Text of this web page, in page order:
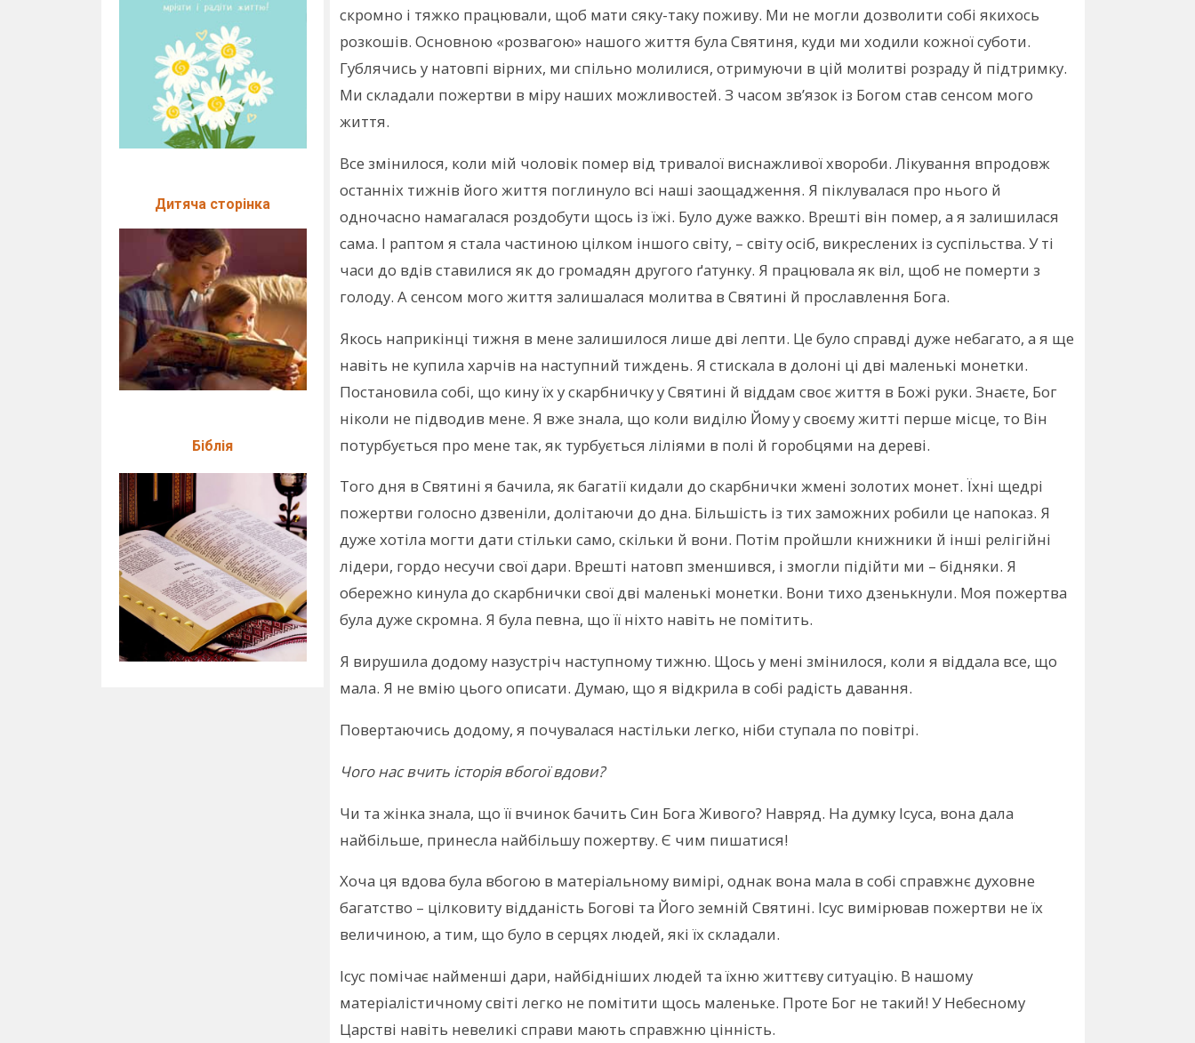
Дитяча сторінка
Біблія
скромно і тяжко працювали, щоб мати сяку-таку поживу. Ми не могли дозволити собі якихось
розкошів. Основною «розвагою» нашого життя була Святиня, куди ми ходили кожної суботи.
Гублячись у натовпі вірних, ми спільно молилися, отримуючи в цій молитві розраду й підтримку.
Ми складали пожертви в міру наших можливостей. З часом зв’язок із Богом став сенсом мого
життя.
Все змінилося, коли мій чоловік помер від тривалої виснажливої хвороби. Лікування впродовж
останніх тижнів його життя поглинуло всі наші заощадження. Я піклувалася про нього й
одночасно намагалася роздобути щось із їжі. Було дуже важко. Врешті він помер, а я залишилася
сама. І раптом я стала частиною цілком іншого світу, – світу осіб, викреслених із суспільства. У ті
часи до вдів ставилися як до громадян другого ґатунку. Я працювала як віл, щоб не померти з
голоду. А сенсом мого життя залишалася молитва в Святині й прославлення Бога.
Якось наприкінці тижня в мене залишилося лише дві лепти. Це було справді дуже небагато, а я ще
навіть не купила харчів на наступний тиждень. Я стискала в долоні ці дві маленькі монетки.
Постановила собі, що кину їх у скарбничку у Святині й віддам своє життя в Божі руки. Знаєте, Бог
ніколи не підводив мене. Я вже знала, що коли виділю Йому у своєму житті перше місце, то Він
потурбується про мене так, як турбується ліліями в полі й горобцями на дереві.
Того дня в Святині я бачила, як багатії кидали до скарбнички жмені золотих монет. Їхні щедрі
пожертви голосно дзвеніли, долітаючи до дна. Більшість із тих заможних робили це напоказ. Я
дуже хотіла могти дати стільки само, скільки й вони. Потім пройшли книжники й інші релігійні
лідери, гордо несучи свої дари. Врешті натовп зменшився, і змогли підійти ми – бідняки. Я
обережно кинула до скарбнички свої дві маленькі монетки. Вони тихо дзенькнули. Моя пожертва
була дуже скромна. Я була певна, що її ніхто навіть не помітить.
Я вирушила додому назустріч наступному тижню. Щось у мені змінилося, коли я віддала все, що
мала. Я не вмію цього описати. Думаю, що я відкрила в собі радість давання.
Повертаючись додому, я почувалася настільки легко, ніби ступала по повітрі.
Чого нас вчить історія вбогої вдови?
Чи та жінка знала, що її вчинок бачить Син Бога Живого? Навряд. На думку Ісуса, вона дала
найбільше, принесла найбільшу пожертву. Є чим пишатися!
Хоча ця вдова була вбогою в матеріальному вимірі, однак вона мала в собі справжнє духовне
багатство – цілковиту відданість Богові та Його земній Святині. Ісус вимірював пожертви не їх
величиною, а тим, що було в серцях людей, які їх складали.
Ісус помічає найменші дари, найбідніших людей та їхню життєву ситуацію. В нашому
матеріалістичному світі легко не помітити щось маленьке. Проте Бог не такий! У Небесному
Царстві навіть невеликі справи мають справжню цінність.